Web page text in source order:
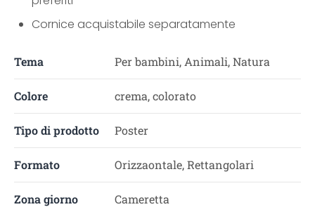
Cornice acquistabile separatamente
Tema Per bambini, Animali, Natura
Colore crema, colorato
Tipo di prodotto Poster
Formato Orizzaontale, Rettangolari
Zona giorno Cameretta